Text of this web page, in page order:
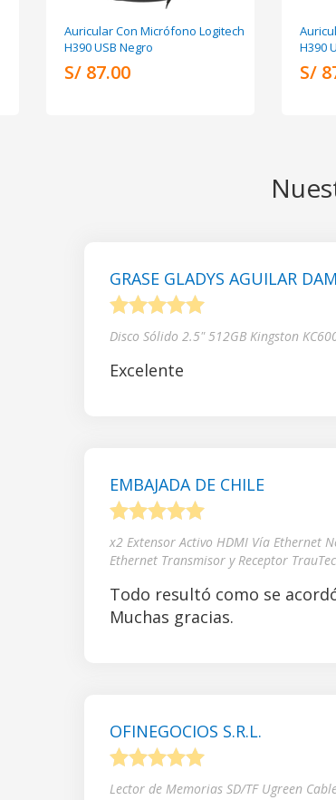
Auricular Con Micrófono Logitech
H390 USB Negro
S/ 87.00
H390
S/
GRASE GLADYS AGUILAR
Disco Sólido 2.5" 512GB Kingston
Excelente
EMBAJADA DE CHILE
x2 Extensor Activo HDMI Vía Ethernet
Ethernet Transmisor y Receptor
Todo resultó como se
Muchas gracias.
OFINEGOCIOS S.R.L.
Lector de Memorias SD/TF Ugreen